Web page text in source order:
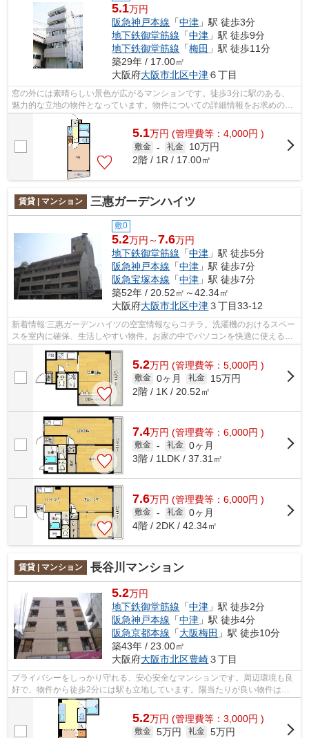
5.1万円
阪急神戸本線 「中津 」駅 徒歩3分
地下鉄御堂筋線 「中津 」駅 徒歩9分
地下鉄御堂筋線 「梅田 」駅 徒歩11分
築29年 / 17.00㎡
大阪府大阪市北区中津６丁目
窓の外には素晴らしい景色が広がるマンションです。徒歩3分に駅のある、
魅力的な立地の物件となっています。物件についての詳細情報をお求めの方
は、ホームメイト梅田ＨＥＰ前店 住地...
5.1万円 (管理費等：4,000円 )
敷金 - 礼金
10万円
2階 / 1R / 17.00㎡
賃貸 | マンション 三惠ガーデンハイツ
敷0
5.2万円～7.6万円
地下鉄御堂筋線 「中津 」駅 徒歩5分
阪急神戸本線 「中津 」駅 徒歩7分
阪急宝塚本線 「中津 」駅 徒歩7分
築52年 / 20.52㎡～42.34㎡
大阪府大阪市北区中津３丁目33-12
新着情報:三惠ガーデンハイツの空室情報ならコチラ。洗濯機のおけるスペー
スを室内に確保、生活しやすい物件。お家の中でパソコンを快適に使える光
回線を導入しています。家賃も月5.2...
5.2万円 (管理費等：5,000円 )
敷金 0ヶ月 礼金
15万円
2階 / 1K / 20.52㎡
7.4万円 (管理費等：6,000円 )
敷金 - 礼金 0ヶ月
3階 / 1LDK / 37.31㎡
7.6万円 (管理費等：6,000円 )
敷金 - 礼金 0ヶ月
4階 / 2DK / 42.34㎡
賃貸 | マンション 長谷川マンション
5.2万円
地下鉄御堂筋線 「中津 」駅 徒歩2分
阪急神戸本線 「中津 」駅 徒歩4分
阪急京都本線 「大阪梅田 」駅 徒歩10分
築43年 / 23.00㎡
大阪府大阪市北区豊崎３丁目
プライバシーをしっかり守れる、安心安全なマンションです。周辺環境も良
好で、物件から徒歩2分には駅も立地しています。陽当たりが良い物件は湿
気も少なくすむので清潔さを保てます。...
5.2万円 (管理費等：3,000円 )
敷金 5万円 礼金 5万円